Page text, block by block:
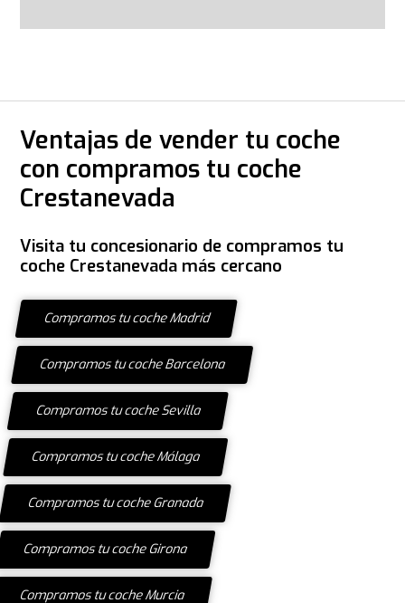
Ventajas de vender tu coche
con compramos tu coche
Crestanevada
Visita tu concesionario de compramos tu
coche Crestanevada más cercano
Compramos tu coche Madrid
Compramos tu coche Barcelona
Compramos tu coche Sevilla
Compramos tu coche Málaga
Compramos tu coche Granada
Compramos tu coche Girona
Compramos tu coche Murcia